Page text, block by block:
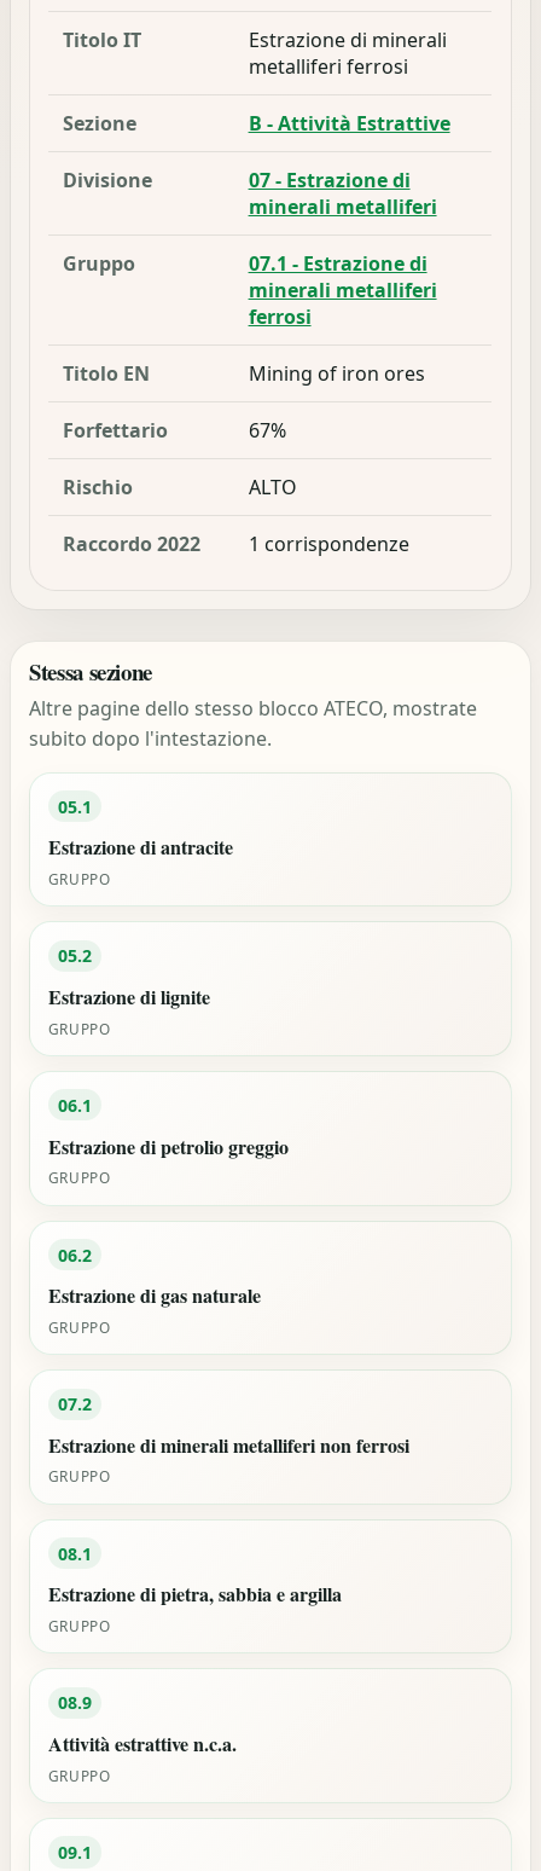
Titolo IT
Estrazione di minerali
metalliferi ferrosi
Sezione B - Attività Estrattive
Divisione
07 - Estrazione di
minerali metalliferi
Gruppo
07.1 - Estrazione di
minerali metalliferi
ferrosi
Titolo EN Mining of iron ores
Forfettario 67%
Rischio ALTO
Raccordo 2022 1 corrispondenze
Stessa sezione
Altre pagine dello stesso blocco ATECO, mostrate
subito dopo l'intestazione.
05.1
Estrazione di antracite
GRUPPO
05.2
Estrazione di lignite
GRUPPO
06.1
Estrazione di petrolio greggio
GRUPPO
06.2
Estrazione di gas naturale
GRUPPO
07.2
Estrazione di minerali metalliferi non ferrosi
GRUPPO
08.1
Estrazione di pietra, sabbia e argilla
GRUPPO
08.9
Attività estrattive n.c.a.
GRUPPO
09.1